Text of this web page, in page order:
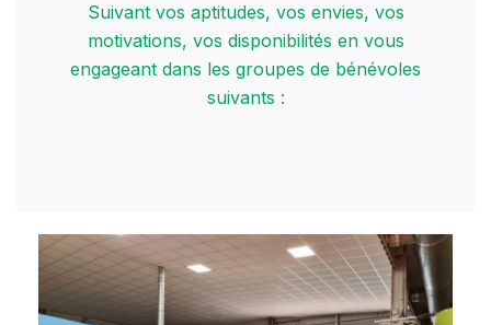
Suivant vos aptitudes, vos envies, vos
motivations, vos disponibilités en vous
engageant dans les groupes de bénévoles
suivants :